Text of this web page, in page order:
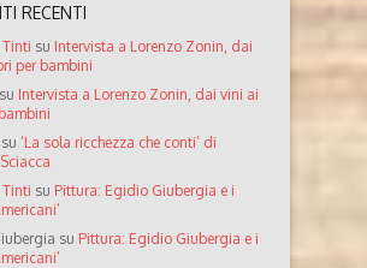
RECENTI
su Intervista a Lorenzo Zonin, dai
per bambini
su Intervista a Lorenzo Zonin, dai vini ai
su ‘La sola ricchezza che conti’ di
su Pittura: Egidio Giubergia e i
su Pittura: Egidio Giubergia e i